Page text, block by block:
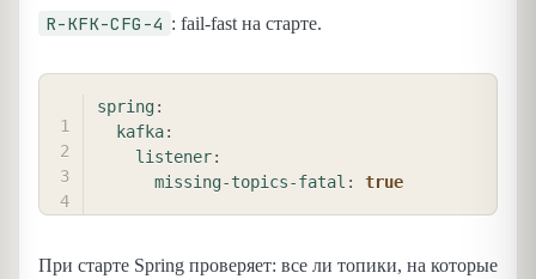
R-KFK-CFG-4 : fail-fast на старте.
spring:
kafka:
listener:
missing-topics-fatal : true
При старте Spring проверяет: все ли топики, на которые